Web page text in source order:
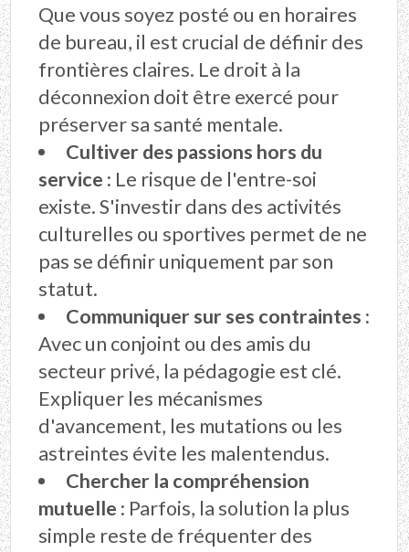
Que vous soyez posté ou en horaires
de bureau, il est crucial de définir des
frontières claires. Le droit à la
déconnexion doit être exercé pour
préserver sa santé mentale.
Cultiver des passions hors du
service : Le risque de l'entre-soi
existe. S'investir dans des activités
culturelles ou sportives permet de ne
pas se définir uniquement par son
statut.
Communiquer sur ses contraintes :
Avec un conjoint ou des amis du
secteur privé, la pédagogie est clé.
Expliquer les mécanismes
d'avancement, les mutations ou les
astreintes évite les malentendus.
Chercher la compréhension
mutuelle : Parfois, la solution la plus
simple reste de fréquenter des